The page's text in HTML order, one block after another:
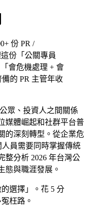
份 PR /
份「公關專員
會危機處理 + 會
的 PR 主管年收
眾、投資人之間關係
媒體崛起和社群平台普
的深刻轉型。從企業危
員需要同時掌握傳統
整分析 2026 年台灣公
態與職涯發展。
選擇」。花 5 分
枉路。